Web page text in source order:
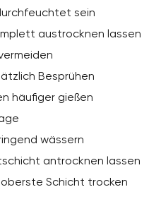
sein
austrocknen lassen
Besprühen
häufiger gießen
wässern
antrocknen lassen
Schicht trocken